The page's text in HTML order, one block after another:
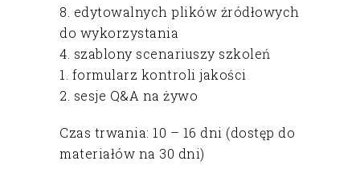
8. edytowalnych plików źródłowych
do wykorzystania
4. szablony scenariuszy szkoleń
1. formularz kontroli jakości
2. sesje Q&A na żywo
Czas trwania: 10 – 16 dni (dostęp do
materiałów na 30 dni)